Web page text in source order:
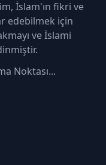
İslam'ın fikri ve
edebilmek için
ve İslami
Noktası...